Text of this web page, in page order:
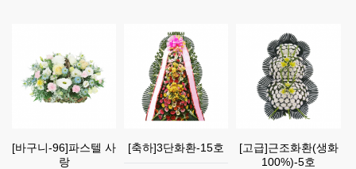
[바구니-96]파스텔 사
랑
[축하]3단화환-15호
[고급]근조화환(생화
100%)-5호